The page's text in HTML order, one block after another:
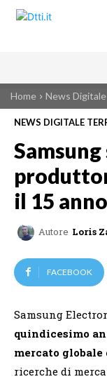
Home News
NEWS DIGITALE
il 15
Autore Loris
FACEBOOK
Samsung
quindicesimo
mercato globale
ricerche di